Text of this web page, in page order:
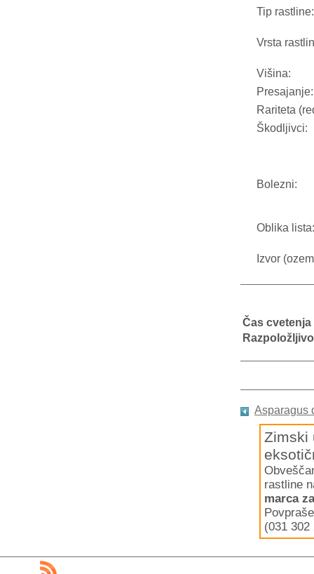
Tip rastline:
Vrsta
Višina:
Presajanje:
Rariteta
Škodljivci:
Bolezni:
Oblika lista:
Izvor
Čas cvetenja
Asparagus
Zimski
rastline
marca
(031